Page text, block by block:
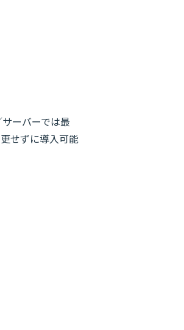
ーバーでは最
せずに導入可能